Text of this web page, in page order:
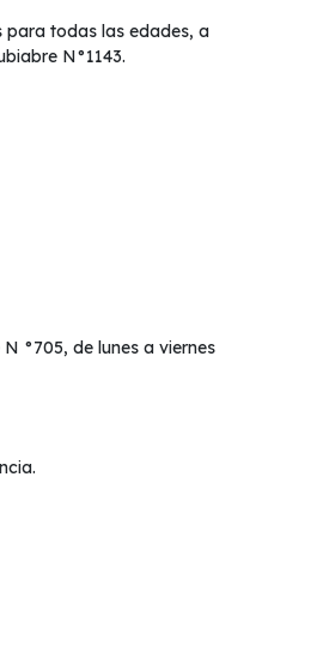
para todas las edades, a
N°1143.
°705, de lunes a viernes